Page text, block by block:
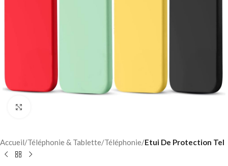
Accueil Téléphonie & Tablette Téléphonie Etui De Protection Tel